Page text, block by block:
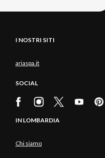
I NOSTRI SITI
ariaspa.it
SOCIAL
IN LOMBARDIA
Chi siamo